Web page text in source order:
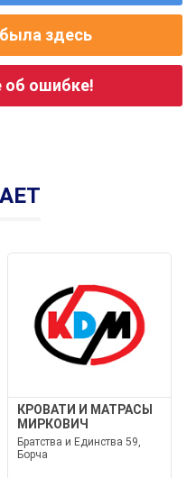
здесь
ошибке!
КРОВАТИ И МАТРАСЫ
МИРКОВИЧ
Братства и Единства 59,
Борча